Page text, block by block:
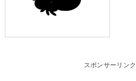
スポンサーリンク